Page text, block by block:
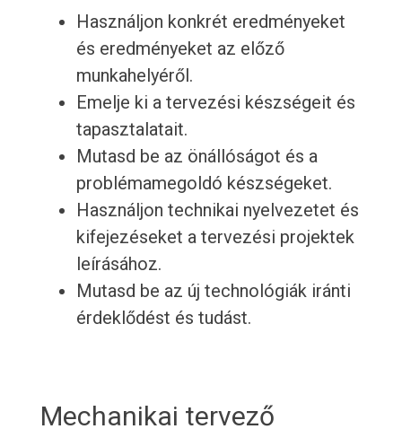
Használjon konkrét eredményeket
és eredményeket az előző
munkahelyéről.
Emelje ki a tervezési készségeit és
tapasztalatait.
Mutasd be az önállóságot és a
problémamegoldó készségeket.
Használjon technikai nyelvezetet és
kifejezéseket a tervezési projektek
leírásához.
Mutasd be az új technológiák iránti
érdeklődést és tudást.
Mechanikai tervező